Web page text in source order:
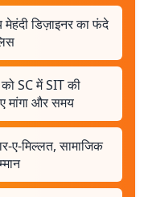
मेहंदी डिज़ाइनर का फंदे
को SC में SIT की
मांगा और समय
ए-मिल्लत, सामाजिक